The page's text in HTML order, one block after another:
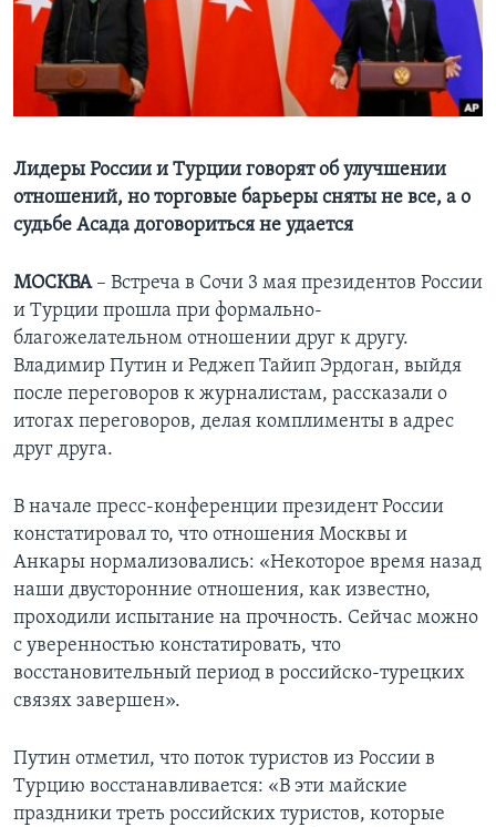
Learning English
СОЦИАЛЬНЫЕ СЕТИ
Языки
Лидеры России и Турции говорят об улучшении
отношений, но торговые барьеры сняты не все, а о
судьбе Асада договориться не удается
МОСКВА– Встреча в Сочи 3 мая президентов России
и Турции прошла при формально-
благожелательном отношении друг к другу.
Владимир Путин и Реджеп Тайип Эрдоган, выйдя
после переговоров к журналистам, рассказали о
итогах переговоров, делая комплименты в адрес
друг друга.
В начале пресс-конференции президент России
констатировал то, что отношения Москвы и
Анкары нормализовались: «Некоторое время назад
наши двусторонние отношения, как известно,
проходили испытание на прочность. Сейчас можно
с уверенностью констатировать, что
восстановительный период в российско-турецких
связях завершен».
Путин отметил, что поток туристов из России в
Турцию восстанавливается: «В эти майские
праздники треть российских туристов, которые